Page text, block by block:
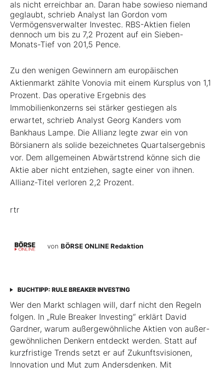
als nicht erreichbar an. Daran habe sowieso niemand
geglaubt, schrieb Analyst Ian Gordon vom
Vermögensverwalter Investec. RBS-Aktien fielen
dennoch um bis zu 7,2 Prozent auf ein Sieben-
Monats-Tief von 201,5 Pence.
Zu den wenigen Gewinnern am europäischen
Aktienmarkt zählte Vonovia mit einem Kursplus von 1,1
Prozent. Das operative Ergebnis des
Immobilienkonzerns sei stärker gestiegen als
erwartet, schrieb Analyst Georg Kanders vom
Bankhaus Lampe. Die Allianz legte zwar ein von
Börsianern als solide bezeichnetes Quartalsergebnis
vor. Dem allgemeinen Abwärtstrend könne sich die
Aktie aber nicht entziehen, sagte einer von ihnen.
Allianz-Titel verloren 2,2 Prozent.
rtr
von BÖRSE ONLINE Redaktion
BUCHTIPP: RULE BREAKER INVESTING
Wer den Markt schlagen will, darf nicht den Regeln
folgen. In „Rule Breaker Investing“ erklärt David
Gardner, warum außergewöhnliche Aktien von außer­
gewöhnlichen Denkern entdeckt werden. Statt auf
kurzfristige Trends setzt er auf Zukunftsvisionen,
Innovation und Mut zum Andersdenken. Mit